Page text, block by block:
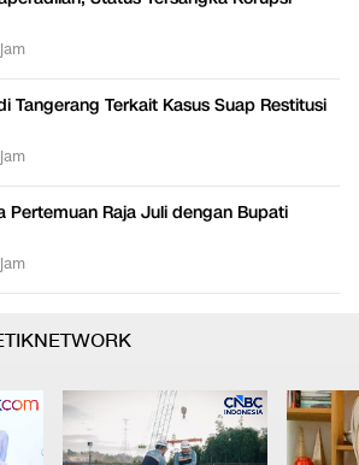
Tangerang Terkait Kasus Suap Restitusi
Pertemuan Raja Juli dengan Bupati